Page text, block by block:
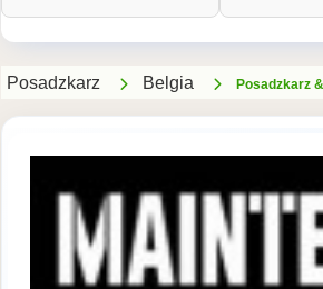
Posadzkarz Belgia Posadzkarz